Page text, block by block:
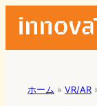
ホーム » VR/AR